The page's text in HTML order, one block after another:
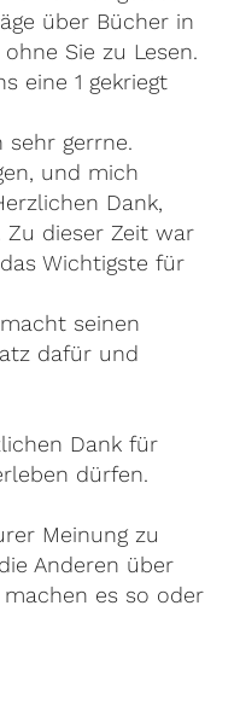
über Bücher in
Sie zu Lesen.
eine 1 gekriegt
sehr gerrne.
und mich
Dank,
dieser Zeit war
Wichtigste für
seinen
dafür und
Dank für
dürfen.
Meinung zu
Anderen über
es so oder